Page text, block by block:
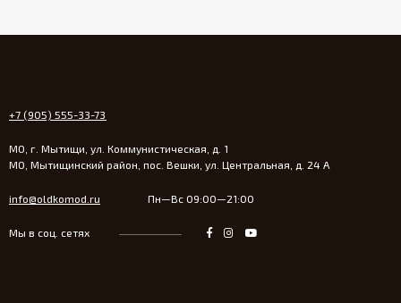
+7 (905) 555-33-73
МО, г. Мытищи, ул. Коммунистическая, д. 1
МО, Мытищинский район, пос. Вешки, ул. Центральная, д. 24 А
info@oldkomod.ru Пн—Вс 09:00—21:00
Мы в соц. сетях